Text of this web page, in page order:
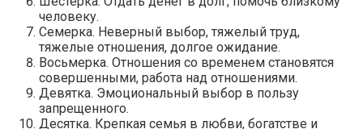
человеку.
Семерка. Неверный выбор, тяжелый труд,
тяжелые отношения, долгое ожидание.
Восьмерка. Отношения со временем становятся
совершенными, работа над отношениями.
Девятка. Эмоциональный выбор в пользу
запрещенного.
Десятка. Крепкая семья в любви, богатстве и